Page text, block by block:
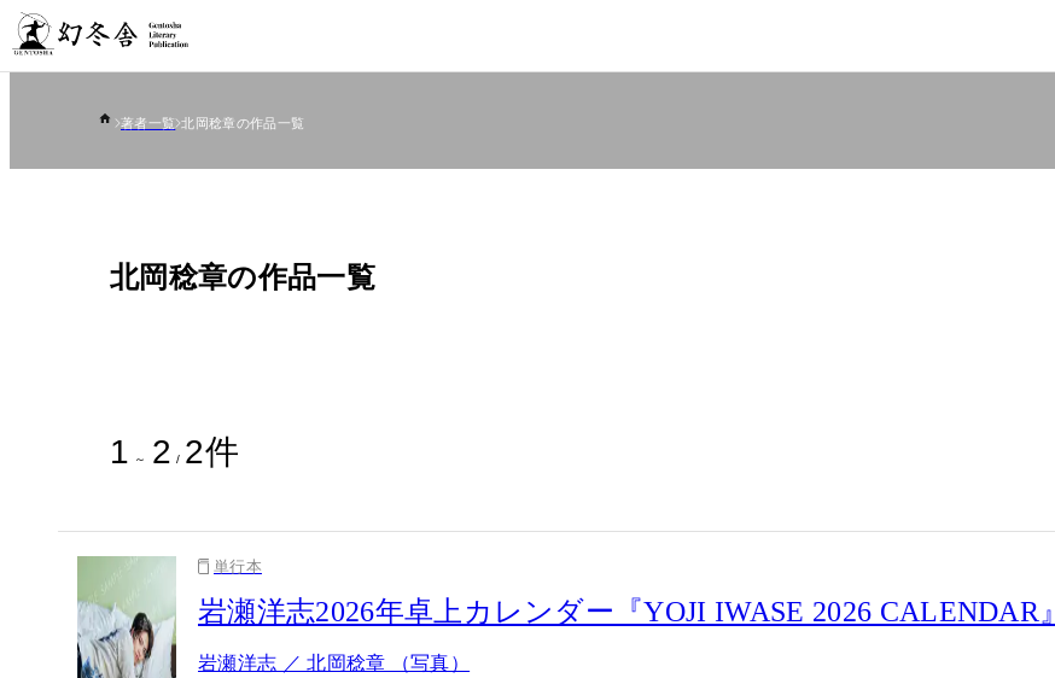
著者一覧 北岡稔章の作品一覧
北岡稔章の作品一覧
1 ～ 2 / 2件
単行本
岩瀬洋志2026年卓上カレンダー『YOJI IWASE 2026 CALENDAR』
岩瀬洋志 ／ 北岡稔章 （写真）